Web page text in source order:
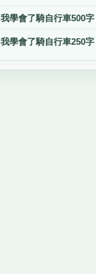
我學會了騎自行車500字
我學會了騎自行車250字